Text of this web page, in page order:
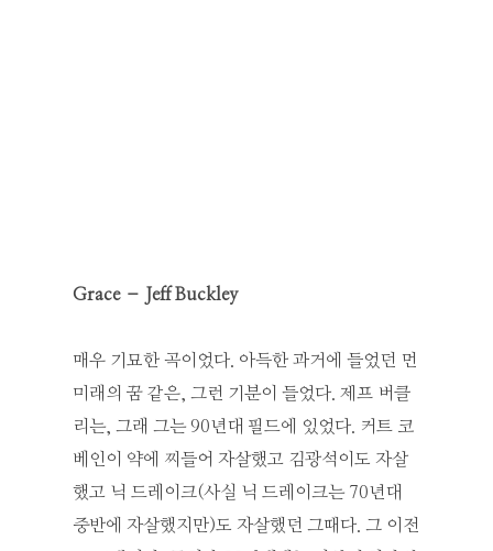
Grace – Jeff Buckley
매우 기묘한 곡이었다. 아득한 과거에 들었던 먼
미래의 꿈 같은, 그런 기분이 들었다. 제프 버클
리는, 그래 그는 90년대 필드에 있었다. 커트 코
베인이 약에 찌들어 자살했고 김광석이도 자살
했고 닉 드레이크(사실 닉 드레이크는 70년대
중반에 자살했지만)도 자살했던 그때다. 그 이전